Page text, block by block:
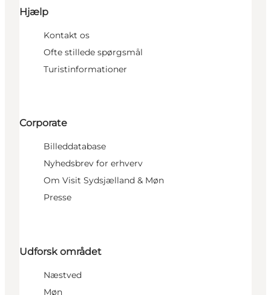
Hjælp
Kontakt os
Ofte stillede spørgsmål
Turistinformationer
Corporate
Billeddatabase
Nyhedsbrev for erhverv
Om Visit Sydsjælland & Møn
Presse
Udforsk området
Næstved
Møn